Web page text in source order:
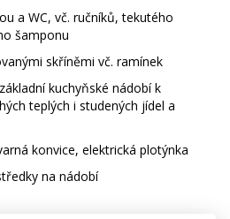
a WC, vč. ručníků, tekutého
šamponu
skříněmi vč. ramínek
kuchyňské nádobí k
teplých i studených jídel a
konvice, elektrická plotýnka
na nádobí